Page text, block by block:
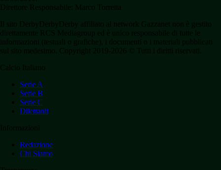
Serie A
Serie B
Serie C
Dilettanti
Redazione
Chi Siamo